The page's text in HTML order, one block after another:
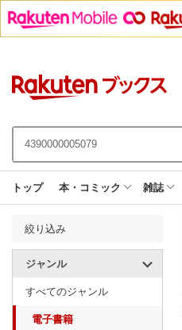
トップ 本・コミック 雑誌
絞り込み
ジャンル
すべてのジャンル
電子書籍